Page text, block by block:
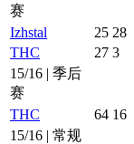
赛
Izhstal
25 28
THC
27 3
15/16 | 季后
赛
THC
64 16
15/16 | 常规